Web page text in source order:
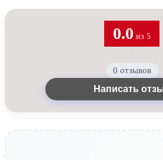
0.0 из 5
0 отзывов
Написать